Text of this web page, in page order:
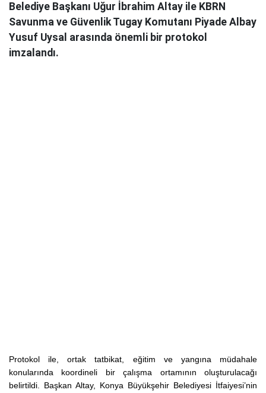
Belediye Başkanı Uğur İbrahim Altay ile KBRN
Savunma ve Güvenlik Tugay Komutanı Piyade Albay
Yusuf Uysal arasında önemli bir protokol
imzalandı.
Protokol ile, ortak tatbikat, eğitim ve yangına müdahale
konularında koordineli bir çalışma ortamının oluşturulacağı
belirtildi. Başkan Altay, Konya Büyükşehir Belediyesi İtfaiyesi’nin